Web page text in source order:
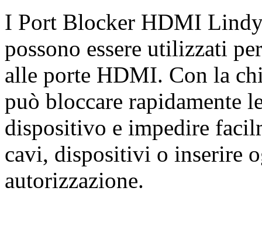
I Port Blocker HDMI
possono essere utilizzati
alle porte HDMI. Con la
può bloccare rapidamente
dispositivo e impedire
cavi, dispositivi o inserire
autorizzazione.